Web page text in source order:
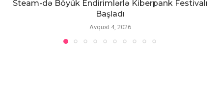
Steam-də Böyük Endirimlərlə Kiberpank Festivalı
Başladı
Avqust 4, 2026